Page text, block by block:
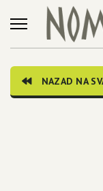
NAZAD NA